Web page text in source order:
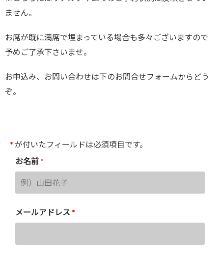
ません。
お席が既に満席で埋まっている場合も多々ございますので
予めご了承下さいませ。
お申込み、お問い合わせは下のお問合せフォームからどう
ぞ。
* が付いたフィールドは必須項目です。
お名前 *
メールアドレス *